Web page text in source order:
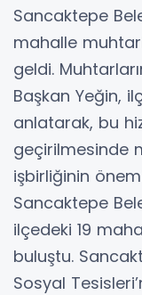
Sancaktepe
mahalle
geldi.
Başkan Yeğin,
anlatarak, bu
geçirilmesinde
işbirliğinin
Sancaktepe
ilçedeki 19
buluştu.
Sosyal